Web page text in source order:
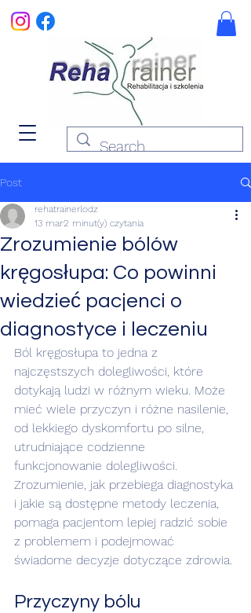
Post
Zrozumienie bólów
kręgosłupa: Co powinni
wiedzieć pacjenci o
diagnostyce i leczeniu
rehatrainerlodz
13 mar2 minut(y) czytania
Ból kręgosłupa to jedna z
najczęstszych dolegliwości, które
dotykają ludzi w różnym wieku. Może
mieć wiele przyczyn i różne nasilenie,
od lekkiego dyskomfortu po silne,
utrudniające codzienne
funkcjonowanie dolegliwości.
Zrozumienie, jak przebiega diagnostyka
i jakie są dostępne metody leczenia,
pomaga pacjentom lepiej radzić sobie
z problemem i podejmować
świadome decyzje dotyczące zdrowia.
Przyczyny bólu